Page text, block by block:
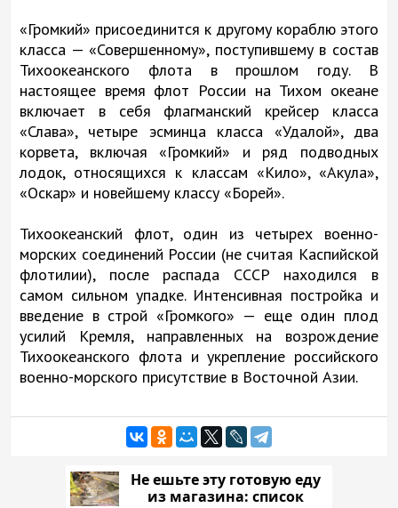
«Громкий» присоединится к другому кораблю этого
класса — «Совершенному», поступившему в состав
Тихоокеанского флота в прошлом году. В
настоящее время флот России на Тихом океане
включает в себя флагманский крейсер класса
«Слава», четыре эсминца класса «Удалой», два
корвета, включая «Громкий» и ряд подводных
лодок, относящихся к классам «Кило», «Акула»,
«Оскар» и новейшему классу «Борей».
Тихоокеанский флот, один из четырех военно-
морских соединений России (не считая Каспийской
флотилии), после распада СССР находился в
самом сильном упадке. Интенсивная постройка и
введение в строй «Громкого» — еще один плод
усилий Кремля, направленных на возрождение
Тихоокеанского флота и укрепление российского
военно-морского присутствие в Восточной Азии.
Не ешьте эту готовую еду
из магазина: список